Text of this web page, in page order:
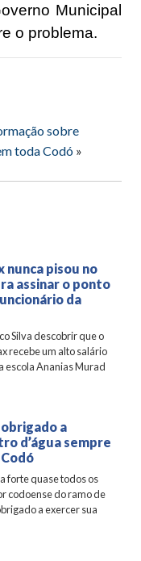
Municipal
o problema.
sobre
toda Codó »
nunca pisou no
assinar o ponto
da
Silva descobrir que o
recebe um alto salário
escola Ananias Murad
a
d’água sempre
forte quase todos os
codoense do ramo de
a exercer sua